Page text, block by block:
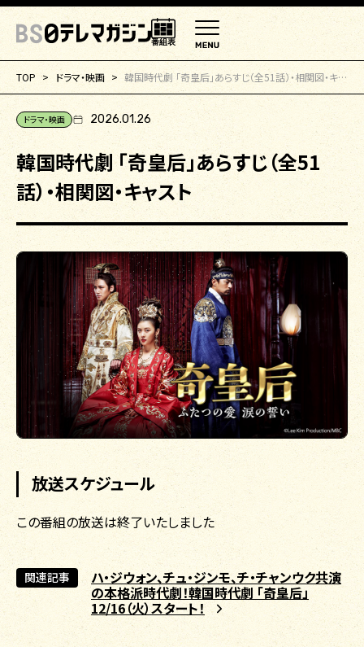
番組表
TOP ドラマ・映画 韓国時代劇 「奇皇后」あらすじ（全51話）・相関図・キャスト
ドラマ・映画 2026.01.26
韓国時代劇 「奇皇后」あらすじ（全51
話）・相関図・キャスト
放送スケジュール
この番組の放送は終了いたしました
関連記事 ハ・ジウォン、チュ・ジンモ、チ・チャンウク共演
の本格派時代劇！韓国時代劇 「奇皇后」
12/16（火）スタート！